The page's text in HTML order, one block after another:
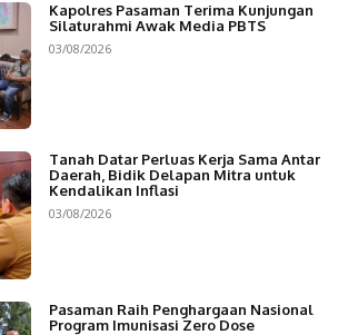
Kapolres Pasaman Terima Kunjungan
Silaturahmi Awak Media PBTS
03/08/2026
Tanah Datar Perluas Kerja Sama Antar
Daerah, Bidik Delapan Mitra untuk
Kendalikan Inflasi
03/08/2026
Pasaman Raih Penghargaan Nasional
Program Imunisasi Zero Dose